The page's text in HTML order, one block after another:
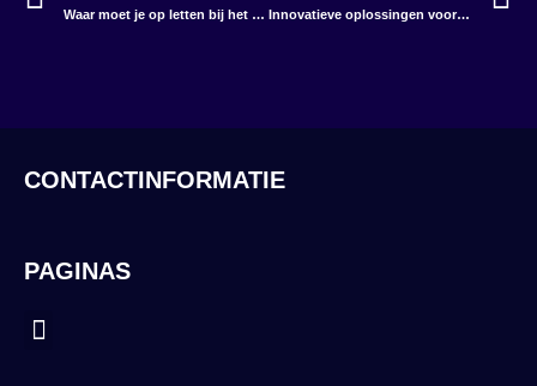
Waar moet je op letten bij het kopen van je eerste huis? Innovatieve oplossingen voor klein chemisch afval
CONTACTINFORMATIE
PAGINAS
Menu